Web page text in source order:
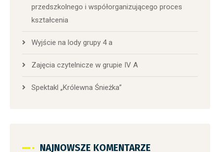
przedszkolnego i współorganizującego proces
kształcenia
Wyjście na lody grupy 4 a
Zajęcia czytelnicze w grupie IV A
Spektakl „Królewna Śnieżka”
NAJNOWSZE KOMENTARZE